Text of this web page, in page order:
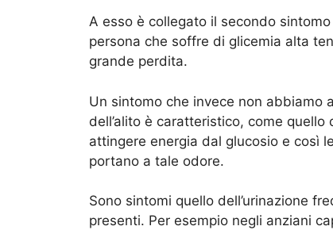
A esso è collegato il secondo
persona che soffre di glicemia alta
grande perdita.
Un sintomo che invece non abbiamo
dell’alito è caratteristico, come quello
attingere energia dal glucosio e così
portano a tale odore.
Sono sintomi quello dell’urinazione
presenti. Per esempio negli anziani